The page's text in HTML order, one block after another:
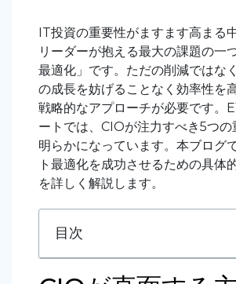
IT投資の重要性がますます高まる
リーダーが抱える最大の課題の一
最適化」です。ただの削減ではな
の成長を妨げることなく効率性を
戦略的なアプローチが必要です。
ート では、CIOが注力すべき5つ
明らかになっています。本ブログ
ト最適化を成功させるための具体
を詳しく解説します。
目次